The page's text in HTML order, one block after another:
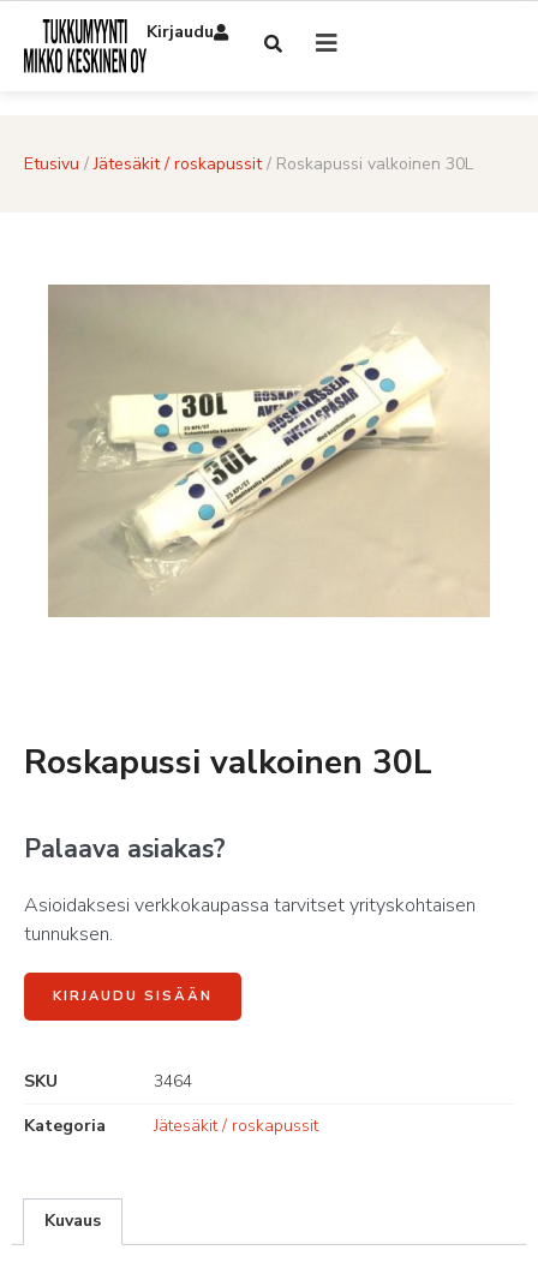
Kirjaudu
Etusivu /Jätesäkit / roskapussit/ Roskapussi valkoinen 30L
Roskapussi valkoinen 30L
Palaava asiakas?
Asioidaksesi verkkokaupassa tarvitset yrityskohtaisen
tunnuksen.
KIRJAUDU SISÄÄN
SKU
3464
Kategoria
Jätesäkit / roskapussit
Kuvaus